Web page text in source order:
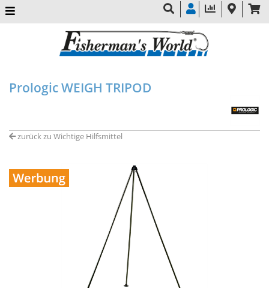
Prologic WEIGH TRIPOD
zurück zu Wichtige Hilfsmittel